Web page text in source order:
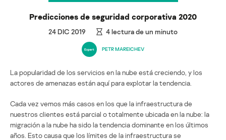
Predicciones de seguridad corporativa 2020
24 DIC 2019 4lectura de un minuto
PETR MAREICHEV
La popularidad de los servicios en la nube está creciendo, y los
actores de amenazas están aquí para explotar la tendencia.
Cada vez vemos más casos en los que la infraestructura de
nuestros clientes está parcial o totalmente ubicada en la nube: la
migración a la nube ha sido la tendencia dominante en los últimos
años. Esto causa que los límites de la infraestructura se